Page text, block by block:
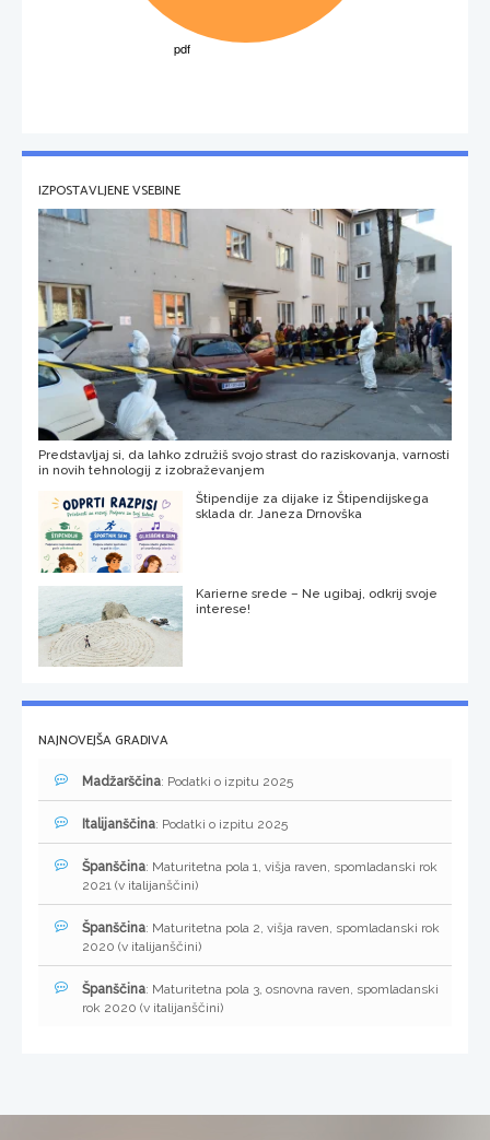
IZPOSTAVLJENE VSEBINE
Predstavljaj si, da lahko združiš svojo strast do raziskovanja, varnosti
in novih tehnologij z izobraževanjem
Štipendije za dijake iz Štipendijskega
sklada dr. Janeza Drnovška
Karierne srede – Ne ugibaj, odkrij svoje
interese!
NAJNOVEJŠA GRADIVA
Madžarščina: Podatki o izpitu 2025
Italijanščina: Podatki o izpitu 2025
Španščina: Maturitetna pola 1, višja raven, spomladanski rok
2021 (v italijanščini)
Španščina: Maturitetna pola 2, višja raven, spomladanski rok
2020 (v italijanščini)
Španščina: Maturitetna pola 3, osnovna raven, spomladanski
rok 2020 (v italijanščini)